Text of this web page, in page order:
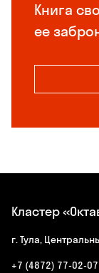
Книга
ее
Кластер
г. Тула,
+7 (4872) 77-02-07